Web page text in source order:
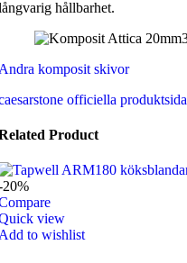
hållbarhet.
komposit skivor
officiella produktsida
Product
20%
view
to wishlist